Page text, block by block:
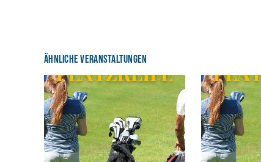
Ähnliche Veranstaltungen